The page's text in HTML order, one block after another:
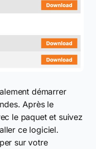
démarrer
Après le
le paquet et suivez
ce logiciel.
sur votre